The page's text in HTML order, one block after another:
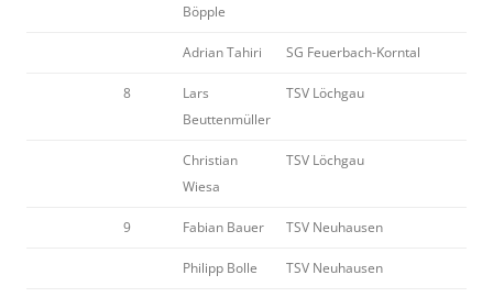
Böpple
Adrian Tahiri SG Feuerbach-Korntal
8
Lars
Beuttenmüller
TSV Löchgau
Christian
Wiesa
TSV Löchgau
9 Fabian Bauer TSV Neuhausen
Philipp Bolle TSV Neuhausen